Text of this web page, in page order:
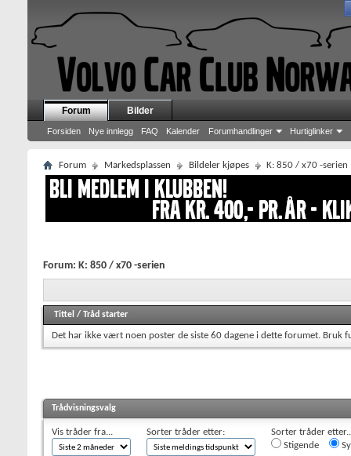
Forum
Forsiden Nye innlegg FAQ Kalender Forumhandlinger Hurtiglinker
Bilder
Forum Markedsplassen Bildeler kjøpes K: 850 / x70 -serien
Forum: K: 850 / x70 -serien
Tittel / Tråd starter
Det har ikke vært noen poster de siste 60 dagene i dette forumet. Bruk
Trådvisningsvalg
Vis tråder fra... Sorter tråder etter:
Sorter tråder
Stigende